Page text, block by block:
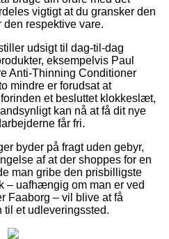
vigtigt at du gransker den
respektive vare.
udsigt til dag-til-dag
eksempelvis Paul
Anti-Thinning Conditioner
mindre er forudsat at
et besluttet klokkeslæt,
kan nå at få dit nye
får fri.
byder på fragt uden gebyr,
af at der shoppes for en
man gribe den prisbilligste
– uafhængig om man er ved
Faaborg – vil blive at få
til et udleveringssted.